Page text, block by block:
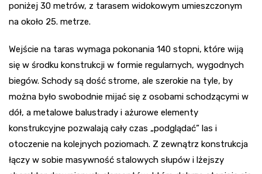
poniżej 30 metrów, z tarasem widokowym umieszczonym
na około 25. metrze.
Wejście na taras wymaga pokonania 140 stopni, które wiją
się w środku konstrukcji w formie regularnych, wygodnych
biegów. Schody są dość strome, ale szerokie na tyle, by
można było swobodnie mijać się z osobami schodzącymi w
dół, a metalowe balustrady i ażurowe elementy
konstrukcyjne pozwalają cały czas „podglądać” las i
otoczenie na kolejnych poziomach. Z zewnątrz konstrukcja
łączy w sobie masywność stalowych słupów i lżejszy